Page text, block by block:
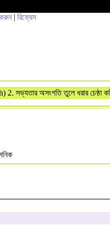
| রিফ্রেস
সভ্যতার অসংগতি তুলে ধরার চেষ্ঠা